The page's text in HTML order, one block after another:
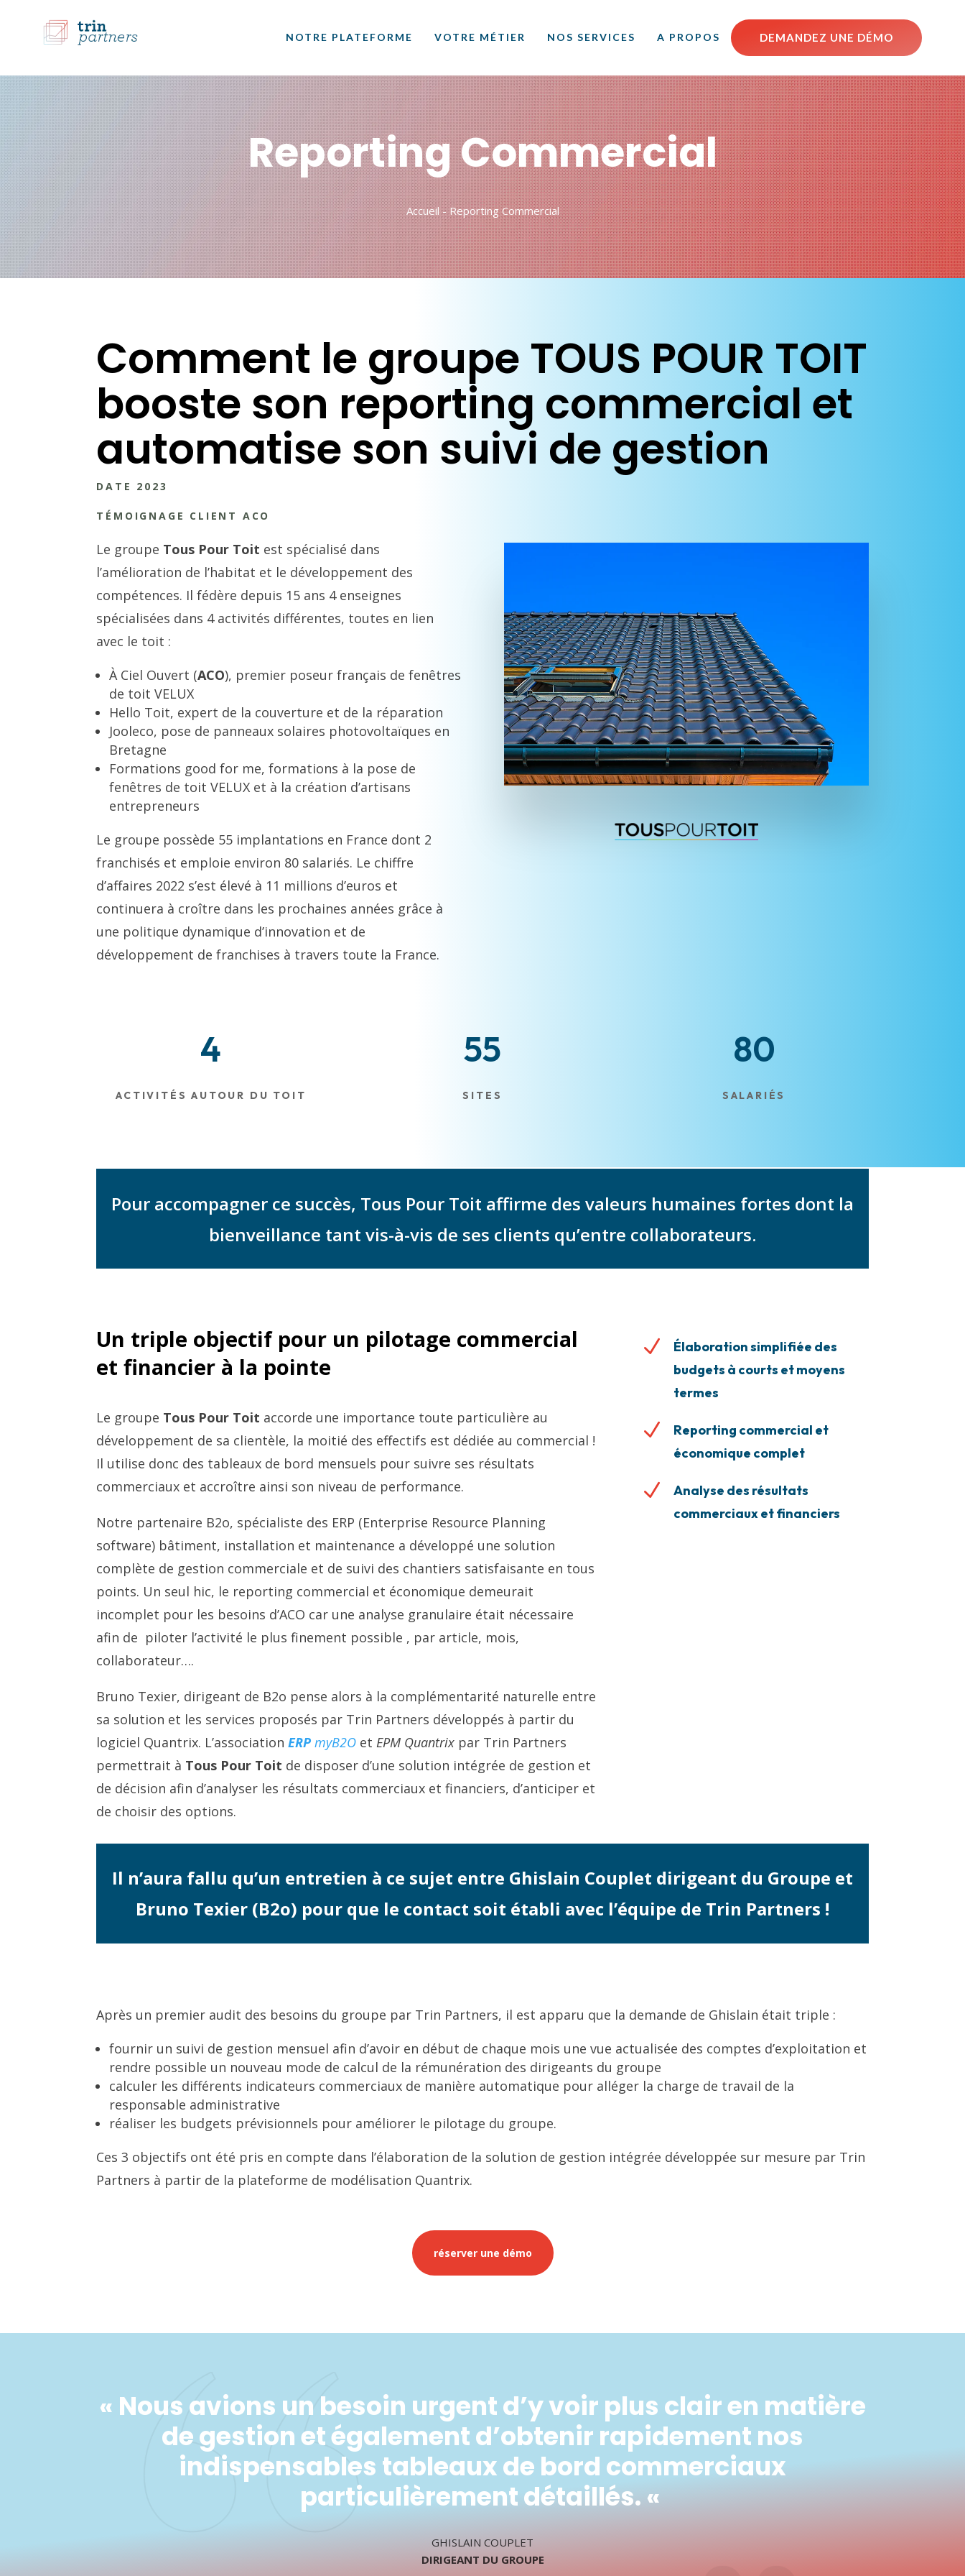
NOTRE PLATEFORME VOTRE MÉTIER NOS SERVICES A PROPOS DEMANDEZ UNE DÉMO
Reporting Commercial
Accueil-Reporting Commercial
Comment le groupe TOUS POUR TOIT
booste son reporting commercial et
automatise son suivi de gestion
DATE 2023
TÉMOIGNAGE CLIENT ACO
Le groupe Tous Pour Toit est spécialisé dans
l’amélioration de l’habitat et le développement des
compétences. Il fédère depuis 15 ans 4 enseignes
spécialisées dans 4 activités différentes, toutes en lien
avec le toit :
À Ciel Ouvert (ACO), premier poseur français de fenêtres
de toit VELUX
Hello Toit, expert de la couverture et de la réparation
Jooleco, pose de panneaux solaires photovoltaïques en
Bretagne
Formations good for me, formations à la pose de
fenêtres de toit VELUX et à la création d’artisans
entrepreneurs
Le groupe possède 55 implantations en France dont 2
franchisés et emploie environ 80 salariés. Le chiffre
d’affaires 2022 s’est élevé à 11 millions d’euros et
continuera à croître dans les prochaines années grâce à
une politique dynamique d’innovation et de
développement de franchises à travers toute la France.
4
ACTIVITÉS AUTOUR DU TOIT
55
SITES
80
SALARIÉS
Pour accompagner ce succès, Tous Pour Toit affirme des valeurs humaines fortes dont la
bienveillance tant vis-à-vis de ses clients qu’entre collaborateurs.
Un triple objectif pour un pilotage commercial
et financier à la pointe
Le groupe Tous Pour Toit accorde une importance toute particulière au
développement de sa clientèle, la moitié des effectifs est dédiée au commercial !
Il utilise donc des tableaux de bord mensuels pour suivre ses résultats
commerciaux et accroître ainsi son niveau de performance.
Notre partenaire B2o, spécialiste des ERP (Enterprise Resource Planning
software) bâtiment, installation et maintenance a développé une solution
complète de gestion commerciale et de suivi des chantiers satisfaisante en tous
points. Un seul hic, le reporting commercial et économique demeurait
incomplet pour les besoins d’ACO car une analyse granulaire était nécessaire
afin de piloter l’activité le plus finement possible , par article, mois,
collaborateur….
Bruno Texier, dirigeant de B2o pense alors à la complémentarité naturelle entre
sa solution et les services proposés par Trin Partners développés à partir du
logiciel Quantrix. L’associationERP myB2O et EPM Quantrix par Trin Partners
permettrait à Tous Pour Toit de disposer d’une solution intégrée de gestion et
de décision afin d’analyser les résultats commerciaux et financiers, d’anticiper et
de choisir des options.
N
Élaboration simplifiée des
budgets à courts et moyens
termes
N
Reporting commercial et
économique complet
N
Analyse des résultats
commerciaux et financiers
Il n’aura fallu qu’un entretien à ce sujet entre Ghislain Couplet dirigeant du Groupe et
Bruno Texier (B2o) pour que le contact soit établi avec l’équipe de Trin Partners !
Après un premier audit des besoins du groupe par Trin Partners, il est apparu que la demande de Ghislain était triple :
fournir un suivi de gestion mensuel afin d’avoir en début de chaque mois une vue actualisée des comptes d’exploitation et
rendre possible un nouveau mode de calcul de la rémunération des dirigeants du groupe
calculer les différents indicateurs commerciaux de manière automatique pour alléger la charge de travail de la
responsable administrative
réaliser les budgets prévisionnels pour améliorer le pilotage du groupe.
Ces 3 objectifs ont été pris en compte dans l’élaboration de la solution de gestion intégrée développée sur mesure par Trin
Partners à partir de la plateforme de modélisation Quantrix.
réserver une démo
« Nous avions un besoin urgent d’y voir plus clair en matière
de gestion et également d’obtenir rapidement nos
indispensables tableaux de bord commerciaux
particulièrement détaillés. «
GHISLAIN COUPLET
DIRIGEANT DU GROUPE